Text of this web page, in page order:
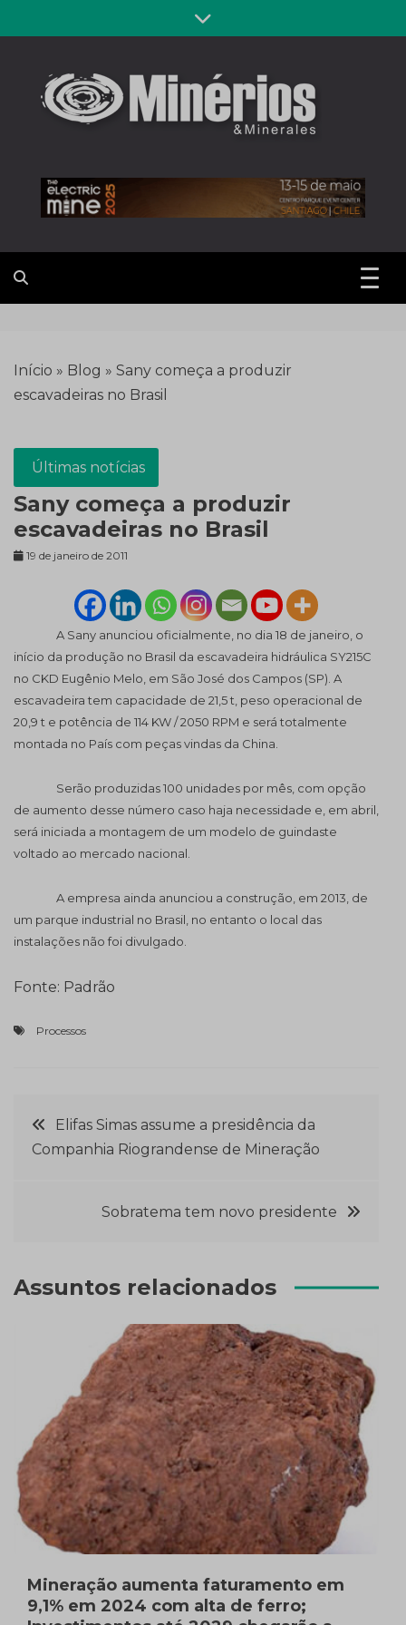
to
Revista
Minérios &
Minerales
Início » Blog » Sany começa a produzir
escavadeiras no Brasil
Últimas notícias
Sany começa a produzir
escavadeiras no Brasil
19 de janeiro de 2011
A Sany anunciou oficialmente, no dia 18 de janeiro, o
início da produção no Brasil da escavadeira hidráulica SY215C
no CKD Eugênio Melo, em São José dos Campos (SP). A
escavadeira tem capacidade de 21,5 t, peso operacional de
20,9 t e potência de 114 KW / 2050 RPM e será totalmente
montada no País com peças vindas da China.
Serão produzidas 100 unidades por mês, com opção
de aumento desse número caso haja necessidade e, em abril,
será iniciada a montagem de um modelo de guindaste
voltado ao mercado nacional.
A empresa ainda anunciou a construção, em 2013, de
um parque industrial no Brasil, no entanto o local das
instalações não foi divulgado.
Fonte: Padrão
Processos
Navegação
Elifas Simas assume a presidência da
Companhia Riograndense de Mineração
Sobratema tem novo presidente
Assuntos relacionados
Mineração aumenta faturamento em
9,1% em 2024 com alta de ferro;